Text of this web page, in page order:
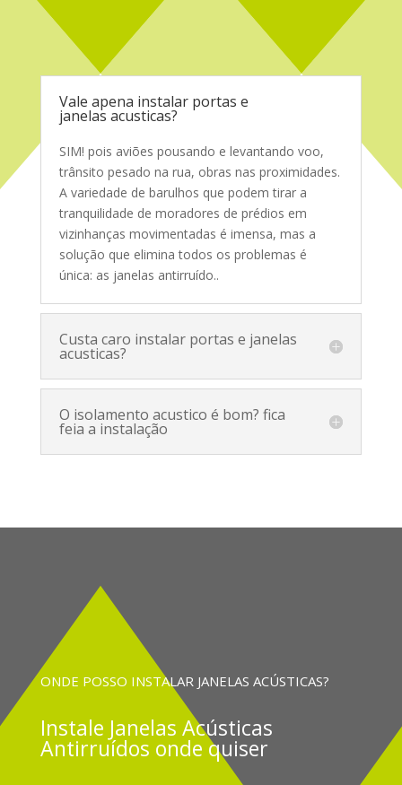
Service Glass
Vale apena instalar portas e
janelas acusticas?
SIM! pois aviões pousando e levantando voo,
trânsito pesado na rua, obras nas proximidades.
A variedade de barulhos que podem tirar a
tranquilidade de moradores de prédios em
vizinhanças movimentadas é imensa, mas a
solução que elimina todos os problemas é
única: as janelas antirruído..
Custa caro instalar portas e janelas
acusticas?
O isolamento acustico é bom? fica
feia a instalação
ONDE POSSO INSTALAR JANELAS ACÚSTICAS?
Instale Janelas Acústicas
Antirruídos onde quiser